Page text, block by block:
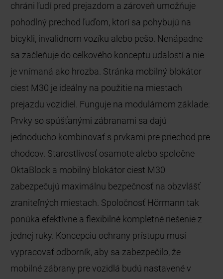
chráni ľudí pred prejazdom a zároveň umožňuje
pohodlný prechod ľuďom, ktorí sa pohybujú na
bicykli, invalidnom vozíku alebo pešo. Nenápadne
sa začleňuje do celkového konceptu udalostí a nie
je vnímaná ako hrozba. Stránka mobilný blokátor
ciest M30 je ideálny na použitie na miestach
prejazdu vozidiel. Funguje na modulárnom základe:
Prvky so spúšťanými zábranami sa dajú
jednoducho kombinovať s prvkami pre priechod pre
chodcov. Starostlivosť osamote alebo spoločne
OktaBlock a mobilný blokátor ciest M30
zabezpečujú maximálnu bezpečnosť na obzvlášť
zraniteľných miestach. Spoločnosť Hörmann tak
ponúka efektívne a flexibilné kompletné riešenie z
jednej ruky. Koncepciu ochrany prístupu musí
vypracovať odborník, aby sa zabezpečilo, že
mobilné zábrany pre vozidlá budú nastavené v